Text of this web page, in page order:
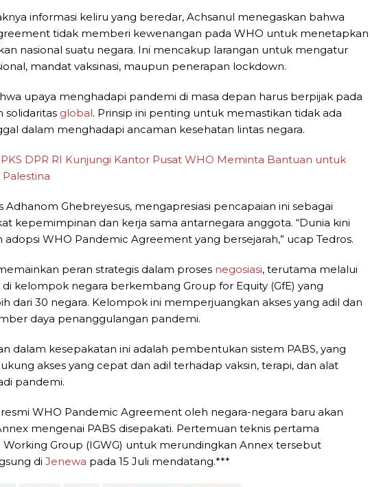
informasi keliru yang beredar, Achsanul menegaskan bahwa
tidak memberi kewenangan pada WHO untuk menetapkan
nasional suatu negara. Ini mencakup larangan untuk mengatur
mandat vaksinasi, maupun penerapan lockdown.
upaya menghadapi pandemi di masa depan harus berpijak pada
solidaritas global. Prinsip ini penting untuk memastikan tidak ada
dalam menghadapi ancaman kesehatan lintas negara.
PKS DPR RI Kunjungi Kantor Pusat WHO Meminta Bantuan untuk
Adhanom Ghebreyesus, mengapresiasi pencapaian ini sebagai
kepemimpinan dan kerja sama antarnegara anggota. “Dunia kini
WHO Pandemic Agreement yang bersejarah,” ucap Tedros.
peran strategis dalam proses negosiasi, terutama melalui
kelompok negara berkembang Group for Equity (GfE) yang
dari 30 negara. Kelompok ini memperjuangkan akses yang adil dan
daya penanggulangan pandemi.
dalam kesepakatan ini adalah pembentukan sistem PABS, yang
akses yang cepat dan adil terhadap vaksin, terapi, dan alat
pandemi.
WHO Pandemic Agreement oleh negara-negara baru akan
mengenai PABS disepakati. Pertemuan teknis pertama
Group (IGWG) untuk merundingkan Annex tersebut
di Jenewa pada 15 Juli mendatang.***